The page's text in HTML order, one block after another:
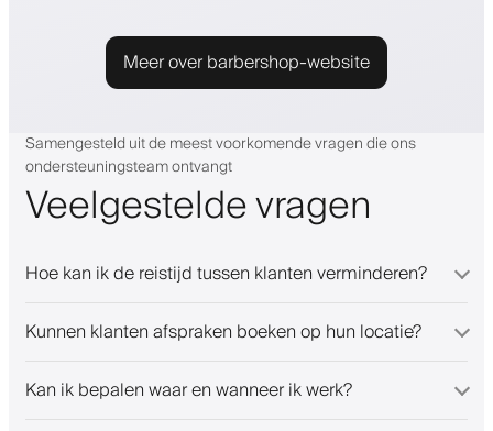
Meer over barbershop-website
Samengesteld uit de meest voorkomende vragen die ons
ondersteuningsteam ontvangt
Veelgestelde vragen
Hoe kan ik de reistijd tussen klanten verminderen?
Kunnen klanten afspraken boeken op hun locatie?
Kan ik bepalen waar en wanneer ik werk?